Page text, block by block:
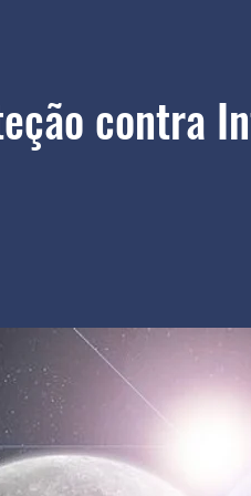
contra